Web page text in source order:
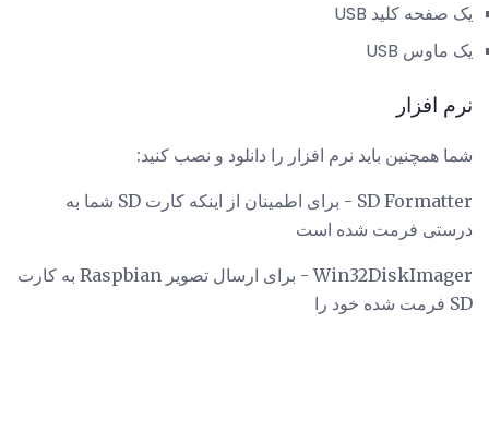
یک صفحه کلید USB
یک ماوس USB
نرم افزار
شما همچنین باید نرم افزار را دانلود و نصب کنید:
SD Formatter - برای اطمینان از اینکه کارت SD شما به
درستی فرمت شده است
Win32DiskImager - برای ارسال تصویر Raspbian به کارت
SD فرمت شده خود را